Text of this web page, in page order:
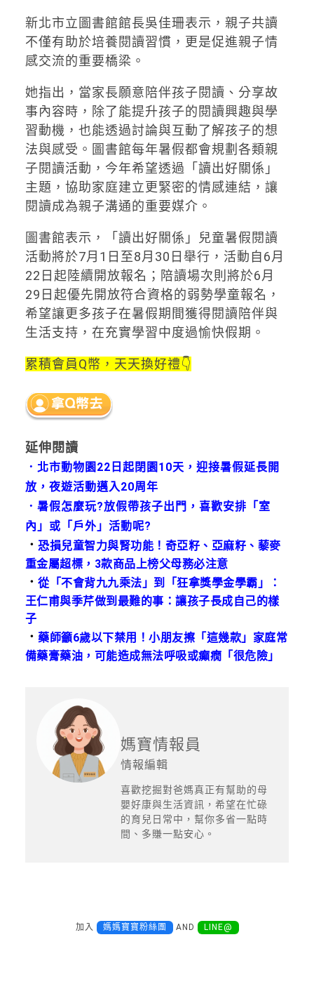
新北市立圖書館館長吳佳珊表示，親子共讀
不僅有助於培養閱讀習慣，更是促進親子情
感交流的重要橋梁。
她指出，當家長願意陪伴孩子閱讀、分享故
事內容時，除了能提升孩子的閱讀興趣與學
習動機，也能透過討論與互動了解孩子的想
法與感受。圖書館每年暑假都會規劃各類親
子閱讀活動，今年希望透過「讀出好關係」
主題，協助家庭建立更緊密的情感連結，讓
閱讀成為親子溝通的重要媒介。
圖書館表示，「讀出好關係」兒童暑假閱讀
活動將於7月1日至8月30日舉行，活動自6月
22日起陸續開放報名；陪讀場次則將於6月
29日起優先開放符合資格的弱勢學童報名，
希望讓更多孩子在暑假期間獲得閱讀陪伴與
生活支持，在充實學習中度過愉快假期。
累積會員Q幣，天天換好禮👇
延伸閱讀
． 北市動物園22日起閉園10天，迎接暑假延長開
放，夜遊活動邁入20周年
． 暑假怎麼玩?放假帶孩子出門，喜歡安排「室
內」或「戶外」活動呢?
．恐損兒童智力與腎功能！奇亞籽、亞麻籽、藜麥
重金屬超標，3款商品上榜父母務必注意
．從「不會背九九乘法」到「狂拿獎學金學霸」：
王仁甫與季芹做到最難的事：讓孩子長成自己的樣
子
． 藥師籲6歲以下禁用！小朋友擦「這幾款」家庭常
備藥膏藥油，可能造成無法呼吸或癲癇「很危險」
媽寶情報員
情報編輯
喜歡挖掘對爸媽真正有幫助的母
嬰好康與生活資訊，希望在忙碌
的育兒日常中，幫你多省一點時
間、多賺一點安心。
加入 媽媽寶寶粉絲團 AND LINE@